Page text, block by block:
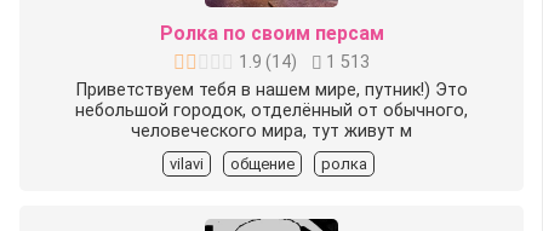
Ролка по своим персам
1.9 (14)
1 513
Приветствуем тебя в нашем мире, путник!) Это
небольшой городок, отделённый от обычного,
человеческого мира, тут живут м
vilavi общение ролка